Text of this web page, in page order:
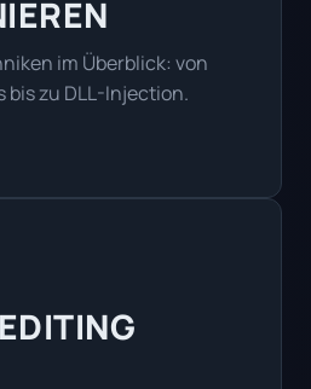
im Überblick: von
bis zu DLL-Injection.